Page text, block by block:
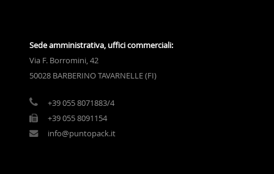
Sede amministrativa, uffici commerciali:
Via F. Borromini, 42
50028 BARBERINO TAVARNELLE (FI)
+39 055 8071883/4
+39 055 8091154
info@puntopack.it